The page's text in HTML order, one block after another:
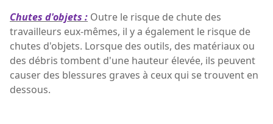
Chutes d'objets : Outre le risque de chute des
travailleurs eux-mêmes, il y a également le risque de
chutes d'objets. Lorsque des outils, des matériaux ou
des débris tombent d'une hauteur élevée, ils peuvent
causer des blessures graves à ceux qui se trouvent en
dessous.